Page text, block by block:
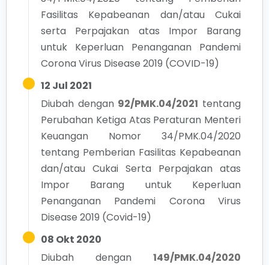
Fasilitas Kepabeanan dan/atau Cukai
serta Perpajakan atas Impor Barang
untuk Keperluan Penanganan Pandemi
Corona Virus Disease 2019 (COVID-19)
12 Jul 2021
Diubah dengan 92/PMK.04/2021 tentang
Perubahan Ketiga Atas Peraturan Menteri
Keuangan Nomor 34/PMK.04/2020
tentang Pemberian Fasilitas Kepabeanan
dan/atau Cukai Serta Perpajakan atas
Impor Barang untuk Keperluan
Penanganan Pandemi Corona Virus
Disease 2019 (Covid-19)
08 Okt 2020
Diubah dengan
149/PMK.04/2020